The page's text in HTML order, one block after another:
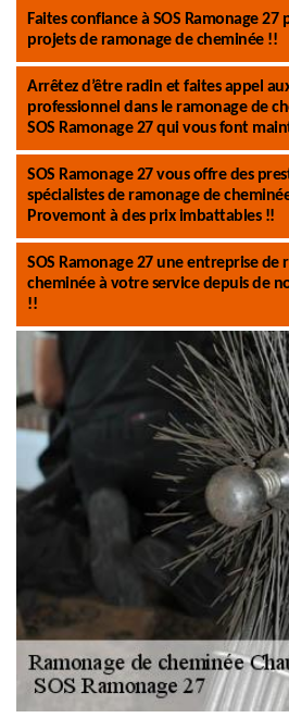
Faites confiance à SOS Ramonage 27
projets de ramonage de cheminée !!
Arrêtez d’être radin et faites appel
professionnel dans le ramonage de
SOS Ramonage 27 qui vous font
SOS Ramonage 27 vous offre des
spécialistes de ramonage de
Provemont à des prix imbattables !!
SOS Ramonage 27 une entreprise de
cheminée à votre service depuis de
!!